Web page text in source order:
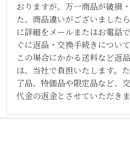
おりますが、万一商品が破損
た、商品違いがございました
に詳細をメールまたはお電話
ぐに返品・交換手続きについ
この場合にかかる送料など返
は、当社で負担いたします。
了品、特価品や限定品など、
代金の返金とさせていただきま